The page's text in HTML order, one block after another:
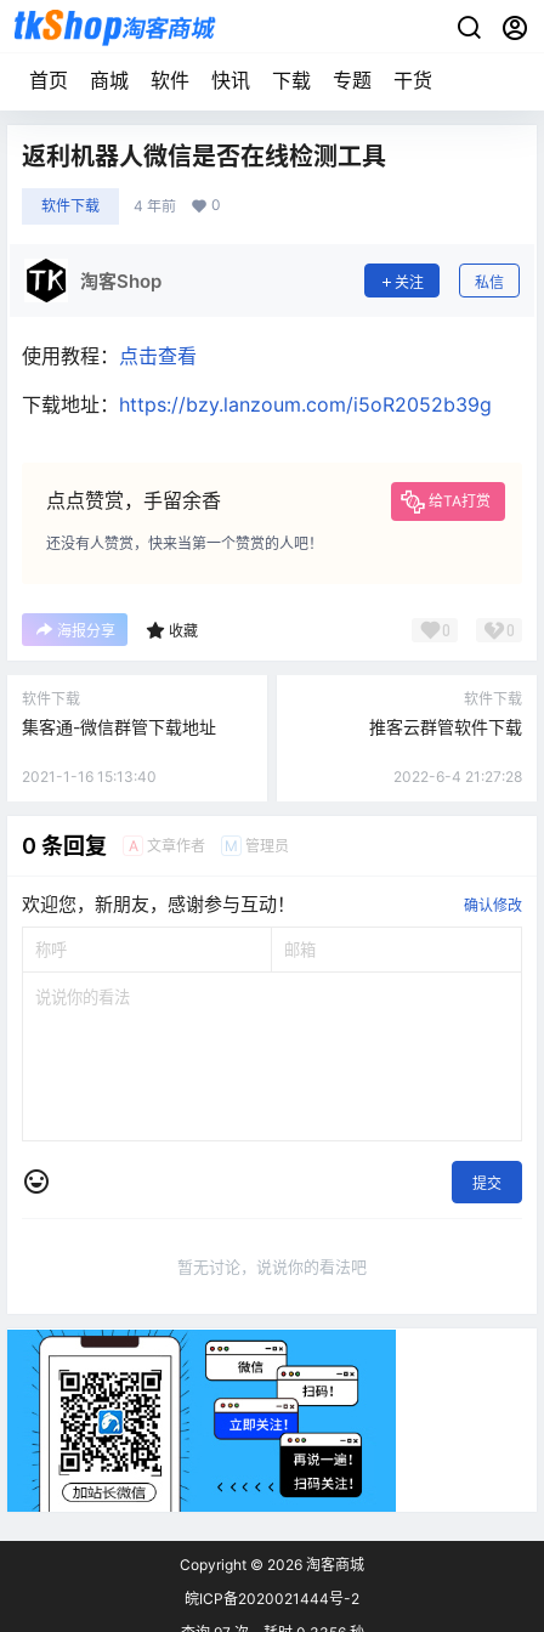
首页 商城 软件 快讯 下载 专题 干货
返利机器人微信是否在线检测工具
软件下载 4 年前 0
淘客Shop 关注 私信
使用教程： 点击查看
下载地址： https://bzy.lanzoum.com/i5oR2052b39g
点点赞赏，手留余香 给TA打赏
还没有人赞赏，快来当第一个赞赏的人吧！
海报分享 收藏 0 0
软件下载
集客通-微信群管下载地址
2021-1-16 15:13:40
软件下载
推客云群管软件下载
2022-6-4 21:27:28
0 条回复 A 文章作者 M 管理员
欢迎您，新朋友，感谢参与互动！ 确认修改
提交
暂无讨论，说说你的看法吧
Copyright © 2026 淘客商城
皖ICP备2020021444号-2